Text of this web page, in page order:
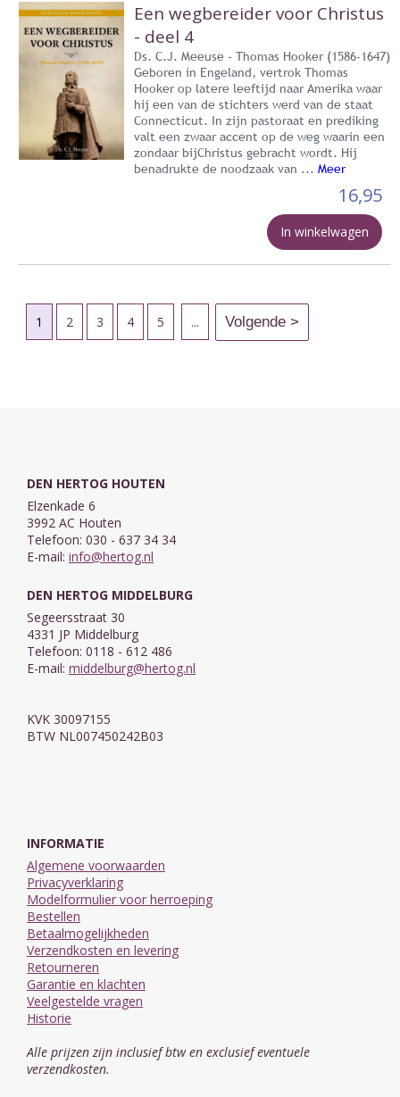
Een wegbereider voor Christus
- deel 4
Ds. C.J. Meeuse - Thomas Hooker (1586-1647)
Geboren in Engeland, vertrok Thomas
Hooker op latere leeftijd naar Amerika waar
hij een van de stichters werd van de staat
Connecticut. In zijn pastoraat en prediking
valt een zwaar accent op de weg waarin een
zondaar bijChristus gebracht wordt. Hij
benadrukte de noodzaak van ... Meer
16,95
In winkelwagen
1 2 3 4 5 ...
DEN HERTOG HOUTEN
Elzenkade 6
3992 AC Houten
Telefoon: 030 - 637 34 34
E-mail: info@hertog.nl
DEN HERTOG MIDDELBURG
Segeersstraat 30
4331 JP Middelburg
Telefoon: 0118 - 612 486
E-mail: middelburg@hertog.nl
KVK 30097155
BTW NL007450242B03
INFORMATIE
Algemene voorwaarden
Privacyverklaring
Modelformulier voor herroeping
Bestellen
Betaalmogelijkheden
Verzendkosten en levering
Retourneren
Garantie en klachten
Veelgestelde vragen
Historie
Alle prijzen zijn inclusief btw en exclusief eventuele
verzendkosten.